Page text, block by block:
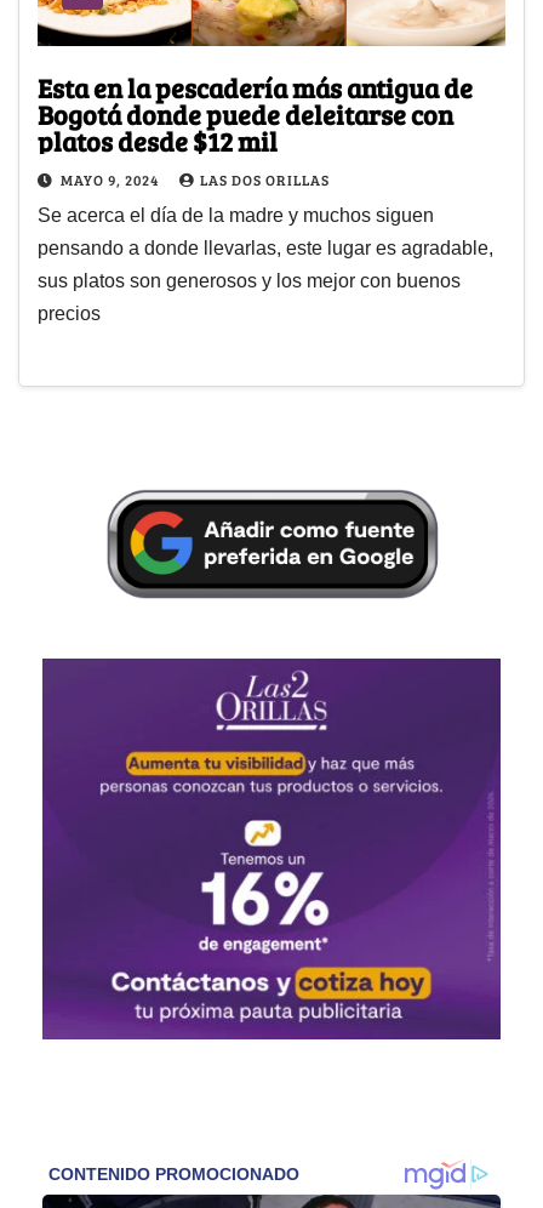
Esta en la pescadería más antigua de
Bogotá donde puede deleitarse con
platos desde $12 mil
MAYO 9, 2024 LAS DOS ORILLAS
Se acerca el día de la madre y muchos siguen
pensando a donde llevarlas, este lugar es agradable,
sus platos son generosos y los mejor con buenos
precios